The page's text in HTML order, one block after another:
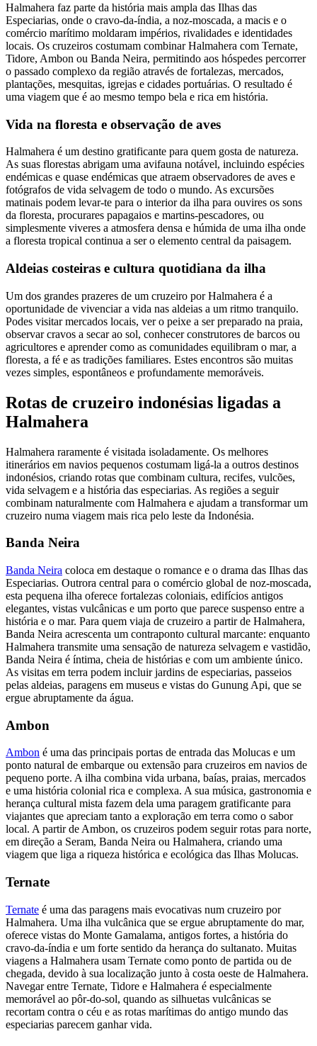
Halmahera faz parte da história mais ampla das Ilhas das
Especiarias, onde o cravo-da-índia, a noz-moscada, a macis e o
comércio marítimo moldaram impérios, rivalidades e identidades
locais. Os cruzeiros costumam combinar Halmahera com Ternate,
Tidore, Ambon ou Banda Neira, permitindo aos hóspedes percorrer
o passado complexo da região através de fortalezas, mercados,
plantações, mesquitas, igrejas e cidades portuárias. O resultado é
uma viagem que é ao mesmo tempo bela e rica em história.
Vida na floresta e observação de aves
Halmahera é um destino gratificante para quem gosta de natureza.
As suas florestas abrigam uma avifauna notável, incluindo espécies
endémicas e quase endémicas que atraem observadores de aves e
fotógrafos de vida selvagem de todo o mundo. As excursões
matinais podem levar-te para o interior da ilha para ouvires os sons
da floresta, procurares papagaios e martins-pescadores, ou
simplesmente viveres a atmosfera densa e húmida de uma ilha onde
a floresta tropical continua a ser o elemento central da paisagem.
Aldeias costeiras e cultura quotidiana da ilha
Um dos grandes prazeres de um cruzeiro por Halmahera é a
oportunidade de vivenciar a vida nas aldeias a um ritmo tranquilo.
Podes visitar mercados locais, ver o peixe a ser preparado na praia,
observar cravos a secar ao sol, conhecer construtores de barcos ou
agricultores e aprender como as comunidades equilibram o mar, a
floresta, a fé e as tradições familiares. Estes encontros são muitas
vezes simples, espontâneos e profundamente memoráveis.
Rotas de cruzeiro indonésias ligadas a
Halmahera
Halmahera raramente é visitada isoladamente. Os melhores
itinerários em navios pequenos costumam ligá-la a outros destinos
indonésios, criando rotas que combinam cultura, recifes, vulcões,
vida selvagem e a história das especiarias. As regiões a seguir
combinam naturalmente com Halmahera e ajudam a transformar um
cruzeiro numa viagem mais rica pelo leste da Indonésia.
Banda Neira
Banda Neira coloca em destaque o romance e o drama das Ilhas das
Especiarias. Outrora central para o comércio global de noz-moscada,
esta pequena ilha oferece fortalezas coloniais, edifícios antigos
elegantes, vistas vulcânicas e um porto que parece suspenso entre a
história e o mar. Para quem viaja de cruzeiro a partir de Halmahera,
Banda Neira acrescenta um contraponto cultural marcante: enquanto
Halmahera transmite uma sensação de natureza selvagem e vastidão,
Banda Neira é íntima, cheia de histórias e com um ambiente único.
As visitas em terra podem incluir jardins de especiarias, passeios
pelas aldeias, paragens em museus e vistas do Gunung Api, que se
ergue abruptamente da água.
Ambon
Ambon é uma das principais portas de entrada das Molucas e um
ponto natural de embarque ou extensão para cruzeiros em navios de
pequeno porte. A ilha combina vida urbana, baías, praias, mercados
e uma história colonial rica e complexa. A sua música, gastronomia e
herança cultural mista fazem dela uma paragem gratificante para
viajantes que apreciam tanto a exploração em terra como o sabor
local. A partir de Ambon, os cruzeiros podem seguir rotas para norte,
em direção a Seram, Banda Neira ou Halmahera, criando uma
viagem que liga a riqueza histórica e ecológica das Ilhas Molucas.
Ternate
Ternate é uma das paragens mais evocativas num cruzeiro por
Halmahera. Uma ilha vulcânica que se ergue abruptamente do mar,
oferece vistas do Monte Gamalama, antigos fortes, a história do
cravo-da-índia e um forte sentido da herança do sultanato. Muitas
viagens a Halmahera usam Ternate como ponto de partida ou de
chegada, devido à sua localização junto à costa oeste de Halmahera.
Navegar entre Ternate, Tidore e Halmahera é especialmente
memorável ao pôr-do-sol, quando as silhuetas vulcânicas se
recortam contra o céu e as rotas marítimas do antigo mundo das
especiarias parecem ganhar vida.